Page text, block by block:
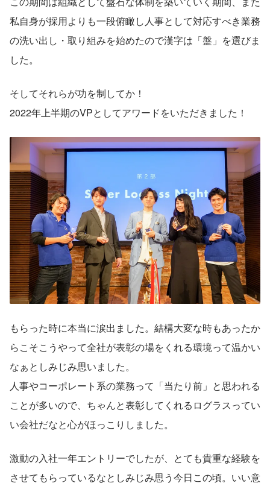
私自身が採用よりも一段俯瞰し人事として対応すべき業務
の洗い出し・取り組みを始めたので漢字は「盤」を選びま
した。
そしてそれらが功を制してか！
2022年上半期のVPとしてアワードをいただきました！
もらった時に本当に涙出ました。結構大変な時もあったか
らこそこうやって全社が表彰の場をくれる環境って温かい
なぁとしみじみ思いました。
人事やコーポレート系の業務って「当たり前」と思われる
ことが多いので、ちゃんと表彰してくれるログラスってい
い会社だなと心がほっこりしました。
激動の入社一年エントリーでしたが、とても貴重な経験を
させてもらっているなとしみじみ思う今日この頃。いい意